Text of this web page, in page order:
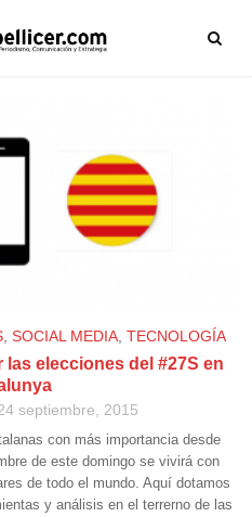
, SOCIAL MEDIA, TECNOLOGÍA
elecciones del #27S en
septiembre, 2015
con más importancia desde
de este domingo se vivirá con
de todo el mundo. Aquí dotamos
y análisis en el terrerno de las